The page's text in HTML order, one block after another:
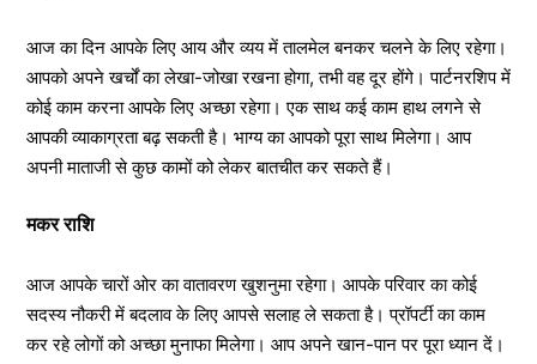
आज का दिन आपके लिए आय और व्यय में तालमेल बनकर चलने के लिए रहेगा।
आपको अपने खर्चों का लेखा-जोखा रखना होगा, तभी वह दूर होंगे। पार्टनरशिप में
कोई काम करना आपके लिए अच्छा रहेगा। एक साथ कई काम हाथ लगने से
आपकी व्याकाग्रता बढ़ सकती है। भाग्य का आपको पूरा साथ मिलेगा। आप
अपनी माताजी से कुछ कामों को लेकर बातचीत कर सकते हैं।
मकर राशि
आज आपके चारों ओर का वातावरण खुशनुमा रहेगा। आपके परिवार का कोई
सदस्य नौकरी में बदलाव के लिए आपसे सलाह ले सकता है। प्रॉपर्टी का काम
कर रहे लोगों को अच्छा मुनाफा मिलेगा। आप अपने खान-पान पर पूरा ध्यान दें।